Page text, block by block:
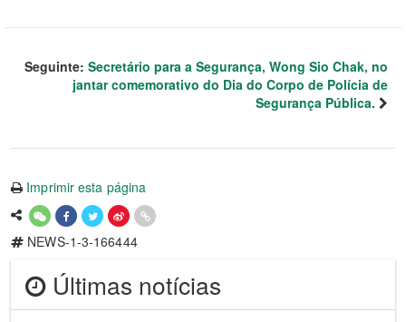
Seguinte: Secretário para a Segurança, Wong Sio Chak, no
jantar comemorativo do Dia do Corpo de Polícia de
Segurança Pública.
Imprimir esta página
NEWS-1-3-166444
Últimas notícias